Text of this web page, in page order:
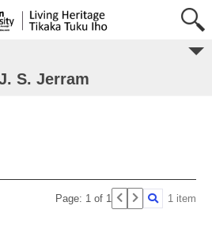
S. Jerram
Page: 1 of 1 1 item